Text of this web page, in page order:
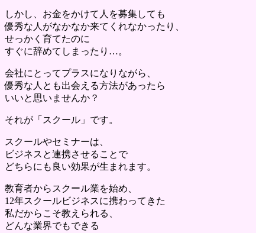
しかし、お金をかけて人を募集しても
優秀な人がなかなか来てくれなかったり、
せっかく育てたのに
すぐに辞めてしまったり…。
会社にとってプラスになりながら、
優秀な人とも出会える方法があったら
いいと思いませんか？
それが「スクール」です。
スクールやセミナーは、
ビジネスと連携させることで
どちらにも良い効果が生まれます。
教育者からスクール業を始め、
12年スクールビジネスに携わってきた
私だからこそ教えられる、
どんな業界でもできる